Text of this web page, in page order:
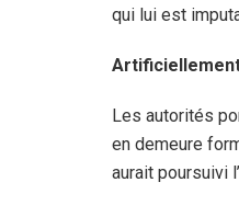
qui lui est
Les autorités
en demeure
aurait poursuivi